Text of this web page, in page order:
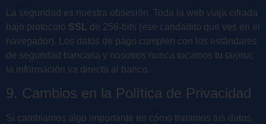
La seguridad es nuestra obsesión. Toda la web viaja cifrada
bajo protocolo SSL de 256-bits (ese candadito que ves en el
navegador). Los datos de pago cumplen con los estándares
de seguridad bancaria y nosotros nunca tocamos tu tarjeta;
la información va directa al banco.
9. Cambios en la Política de Privacidad
Si cambiamos algo importante en cómo tratamos tus datos,